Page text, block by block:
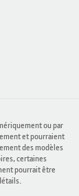
ou par
et pourraient
des modèles
certaines
pourrait être